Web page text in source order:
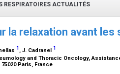
RESPIRATOIRES ACTUALITÉS
la relaxation avant les
1 , J. Cadranel 1
and Thoracic Oncology,
Paris, France